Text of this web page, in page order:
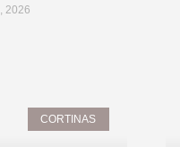
2026
CORTINAS